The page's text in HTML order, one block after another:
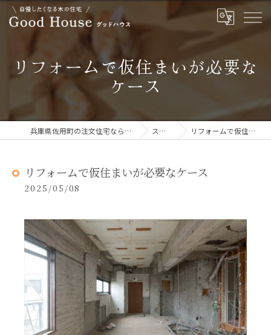
リフォームで仮住まいが必要な
ケース
兵庫県佐用町の注文住宅ならGOOD HOUSE グッドハウス ストーリー リフォームで仮住まいが必要なケース
リフォームで仮住まいが必要なケース
2025/05/08